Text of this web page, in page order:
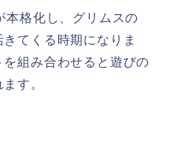
本格化し、グリムスの
きてくる時期になりま
組み合わせると遊びの
す。